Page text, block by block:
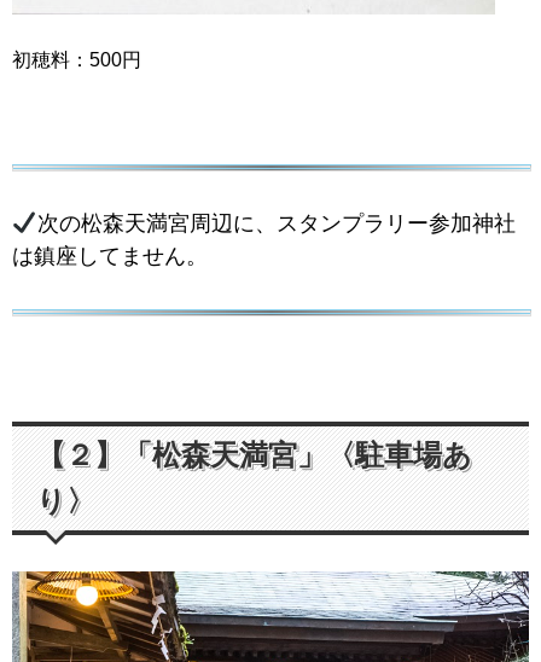
初穂料：500円
次の松森天満宮周辺に、スタンプラリー参加神社
は鎮座してません。
【２】「松森天満宮」〈駐車場あ
り〉